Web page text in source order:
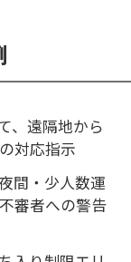
、遠隔地から
対応指示
間・少人数運
審者への警告